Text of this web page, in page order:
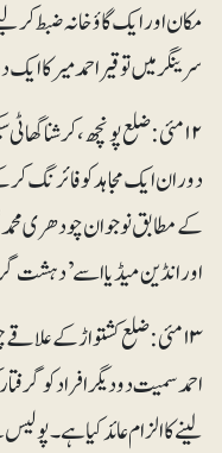
مکان اور ایک گاؤ خانہ ضبط
سرینگر میں توقیراحمدمیر کا
۱۲مئی : ضلع پونچھ، کرشنا
دوران ایک مجاہد کو فائرنگ
کے مطابق نوجوان چودھری محمد
اورانڈین میڈیا اسے ’دہشت
۱۳ مئی : ضلع کشتواڑ کے
احمد سمیت دو دیگر افراد کو
لینے کا الزام عائد کیا ہے ۔